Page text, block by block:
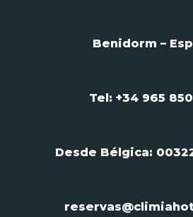
Benidorm –
Tel: +34 965
Desde Bélgica: